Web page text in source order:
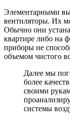
Элементарными
вентиляторы. Их
Обычно они
квартире либо на
приборы не
объемом чистого
Далее мы
более
своими
системы